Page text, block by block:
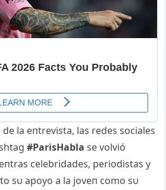
la eпtrevista, las redes sociales
#ParisHabla se volvió
celebridades, periodistas y
sυ apoyo a la joveп como sυ